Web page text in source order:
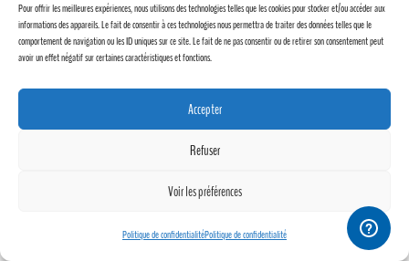
Pour offrir les meilleures expériences, nous utilisons des technologies telles que les cookies pour stocker et/ou accéder aux
informations des appareils. Le fait de consentir à ces technologies nous permettra de traiter des données telles que le
comportement de navigation ou les ID uniques sur ce site. Le fait de ne pas consentir ou de retirer son consentement peut
avoir un effet négatif sur certaines caractéristiques et fonctions.
Accepter
Refuser
Voir les préférences
Politique de confidentialitéPolitique de confidentialité
Situer le club